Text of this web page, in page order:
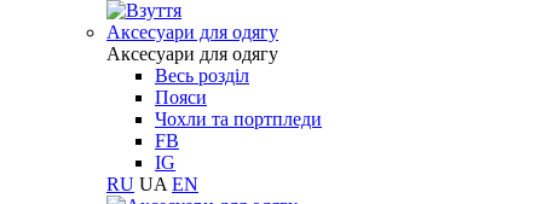
Aксесуари для одягу
Aксесуари для одягу
Весь розділ
Пояси
Чохли та портпледи
FB
IG
RU UA EN